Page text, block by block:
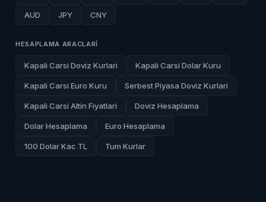
AUD JPY CNY
HESAPLAMA ARACLARI
Kapali Carsi Doviz Kurlari Kapali Carsi Dolar Kuru
Kapali Carsi Euro Kuru Serbest Piyasa Doviz Kurlari
Kapali Carsi Altin Fiyatlari Doviz Hesaplama
Dolar Hesaplama Euro Hesaplama
100 Dolar Kac TL Tum Kurlar